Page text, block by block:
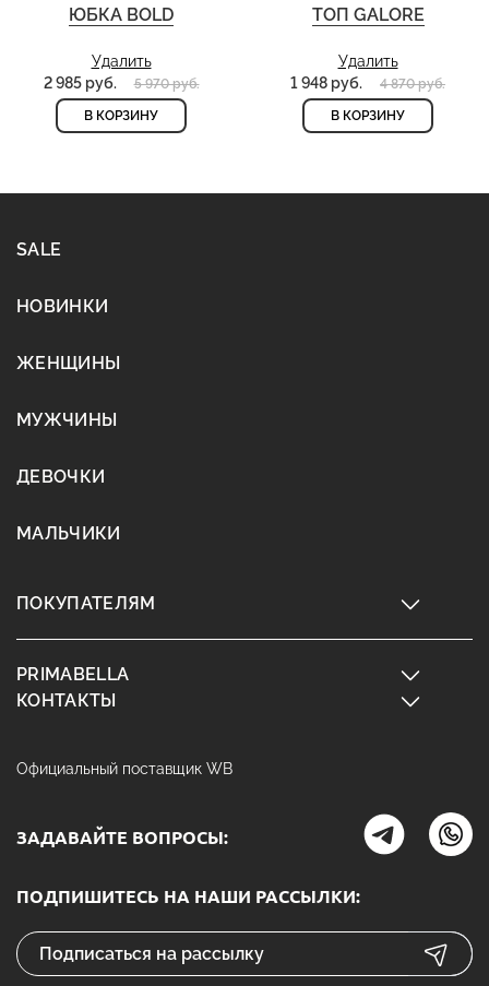
ЮБКА BOLD
Удалить
2 985 руб.
5 970 руб.
В КОРЗИНУ
ТОП GALORE
Удалить
1 948 руб.
4 870 руб.
В КОРЗИНУ
SALE
НОВИНКИ
ЖЕНЩИНЫ
МУЖЧИНЫ
ДЕВОЧКИ
МАЛЬЧИКИ
ПОКУПАТЕЛЯМ
PRIMABELLA
КОНТАКТЫ
Официальный поставщик WB
ЗАДАВАЙТЕ ВОПРОСЫ:
ПОДПИШИТЕСЬ НА НАШИ РАССЫЛКИ: